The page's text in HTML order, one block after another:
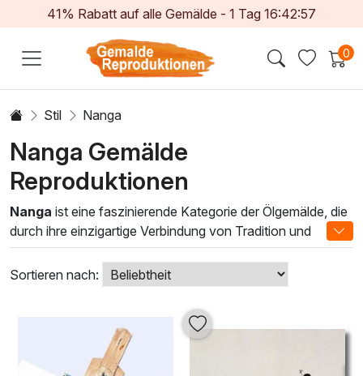
41% Rabatt auf alle Gemälde -1 Tag 16:42:55
0
Stil Nanga
Nanga Gemälde
Reproduktionen
Nanga ist eine faszinierende Kategorie der Ölgemälde, die
durch ihre einzigartige Verbindung von Tradition und
Moderne besticht. Diese Kunstform stammt aus Japan und
kombiniert elegante, natürliche Motive mit subtilen Farben
und dynamischen Pinselstrichen. Nanga-Gemälde
reflektieren nicht nur die Schönheit der Natur, sondern
auch die innere Ruhe und Gelassenheit, die sie dem
Betrachter vermitteln.
Die künstlerischen Techniken der Nanga-Malerei, wie die
Sortieren nach: